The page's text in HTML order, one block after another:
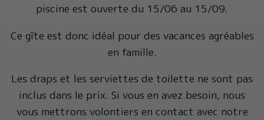
piscine est ouverte du 15/06 au 15/09.
Ce gîte est donc idéal pour des vacances agréables
en famille.
Les draps et les serviettes de toilette ne sont pas
inclus dans le prix. Si vous en avez besoin, nous
vous mettrons volontiers en contact avec notre